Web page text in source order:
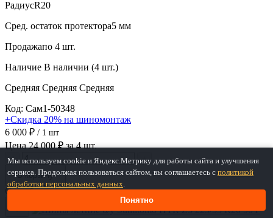
РадиусR20
Сред. остаток протектора5 мм
Продажапо 4 шт.
Наличие В наличии (4 шт.)
Средняя Средняя Средняя
Код: Сам1-50348
+Скидка 20% на шиномонтаж
6 000 ₽ / 1 шт
Цена 24 000 ₽ за 4 шт.
−
+
В корзину
С пробегом
Мы используем cookie и Яндекс.Метрику для работы сайта и улучшения
сервиса. Продолжая пользоваться сайтом, вы соглашаетесь с политикой
обработки персональных данных.
Понятно